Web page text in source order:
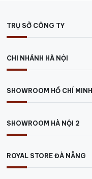
TRỤ SỞ CÔNG TY
CHI NHÁNH HÀ NỘI
SHOWROOM HỒ CHÍ MINH
SHOWROOM HÀ NỘI 2
ROYAL STORE ĐÀ NẴNG